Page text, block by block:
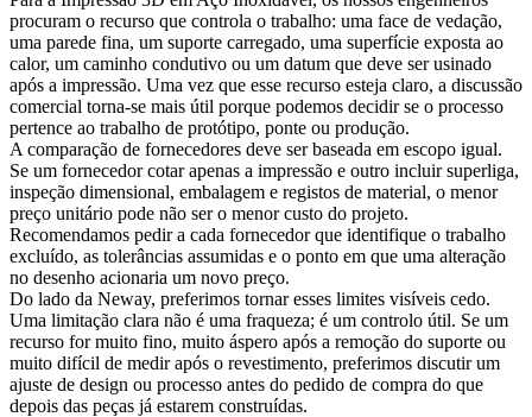
procuram o recurso que controla o trabalho: uma face de vedação,
uma parede fina, um suporte carregado, uma superfície exposta ao
calor, um caminho condutivo ou um datum que deve ser usinado
após a impressão. Uma vez que esse recurso esteja claro, a discussão
comercial torna-se mais útil porque podemos decidir se o processo
pertence ao trabalho de protótipo, ponte ou produção.
A comparação de fornecedores deve ser baseada em escopo igual.
Se um fornecedor cotar apenas a impressão e outro incluirsuperliga,
inspeção dimensional, embalagem e registos de material, o menor
preço unitário pode não ser o menor custo do projeto.
Recomendamos pedir a cada fornecedor que identifique o trabalho
excluído, as tolerâncias assumidas e o ponto em que uma alteração
no desenho acionaria um novo preço.
Do lado da Neway, preferimos tornar esses limites visíveis cedo.
Uma limitação clara não é uma fraqueza; é um controlo útil. Se um
recurso for muito fino, muito áspero após a remoção do suporte ou
muito difícil de medir após o revestimento, preferimos discutir um
ajuste de design ou processo antes do pedido de compra do que
depois das peças já estarem construídas.